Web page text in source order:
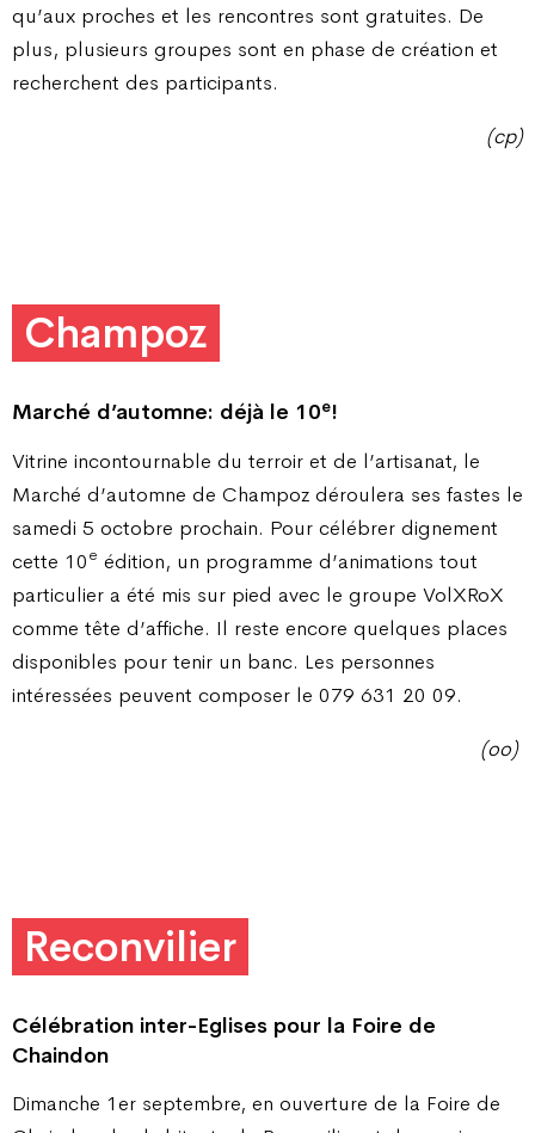
qu’aux proches et les rencontres sont gratuites. De
plus, plusieurs groupes sont en phase de création et
recherchent des participants.
(cp)
Champoz
Marché d’automne: déjà le 10e!
Vitrine incontournable du terroir et de l’artisanat, le
Marché d’automne de Champoz déroulera ses fastes le
samedi 5 octobre prochain. Pour célébrer dignement
cette 10e édition, un programme d’animations tout
particulier a été mis sur pied avec le groupe VolXRoX
comme tête d’affiche. Il reste encore quelques places
disponibles pour tenir un banc. Les personnes
intéressées peuvent composer le 079 631 20 09.
(oo)
Reconvilier
Célébration inter-Eglises pour la Foire de
Chaindon
Dimanche 1er septembre, en ouverture de la Foire de